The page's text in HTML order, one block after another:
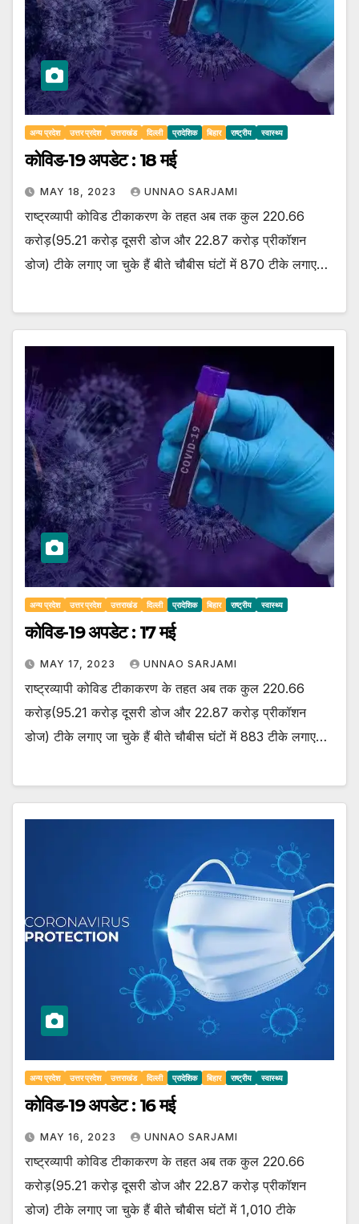
अन्य प्रदेश उत्तर प्रदेश उत्तराखंड दिल्ली प्रादेशिक बिहार राष्ट्रीय स्वास्थ्य
कोविड-19 अपडेट : 18 मई
MAY 18, 2023 UNNAO SARJAMI
राष्ट्रव्यापी कोविड टीकाकरण के तहत अब तक कुल 220.66
करोड़(95.21 करोड़ दूसरी डोज और 22.87 करोड़ प्रीकॉशन
डोज) टीके लगाए जा चुके हैं बीते चौबीस घंटों में 870 टीके लगाए…
अन्य प्रदेश उत्तर प्रदेश उत्तराखंड दिल्ली प्रादेशिक बिहार राष्ट्रीय स्वास्थ्य
कोविड-19 अपडेट : 17 मई
MAY 17, 2023 UNNAO SARJAMI
राष्ट्रव्यापी कोविड टीकाकरण के तहत अब तक कुल 220.66
करोड़(95.21 करोड़ दूसरी डोज और 22.87 करोड़ प्रीकॉशन
डोज) टीके लगाए जा चुके हैं बीते चौबीस घंटों में 883 टीके लगाए…
अन्य प्रदेश उत्तर प्रदेश उत्तराखंड दिल्ली प्रादेशिक बिहार राष्ट्रीय स्वास्थ्य
कोविड-19 अपडेट : 16 मई
MAY 16, 2023 UNNAO SARJAMI
राष्ट्रव्यापी कोविड टीकाकरण के तहत अब तक कुल 220.66
करोड़(95.21 करोड़ दूसरी डोज और 22.87 करोड़ प्रीकॉशन
डोज) टीके लगाए जा चुके हैं बीते चौबीस घंटों में 1,010 टीके